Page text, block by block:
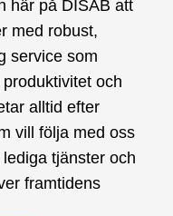
här på DISAB att
med robust,
service som
och
alltid efter
vill följa med oss
tjänster och
framtidens